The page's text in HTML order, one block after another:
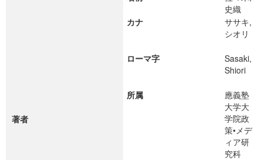
著者
史織
カナ
ササキ,
シオリ
ローマ字
Sasaki,
Shiori
所属
應義塾
大学大
学院政
策•メデ
ィア研
究科